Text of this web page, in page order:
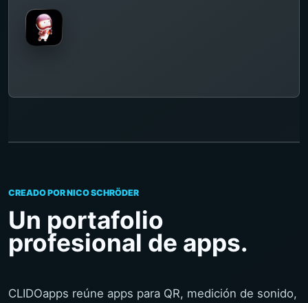
CREADO POR NICO SCHRÖDER
Un portafolio
profesional de apps.
CLIDOapps reúne apps para QR, medición de sonido,